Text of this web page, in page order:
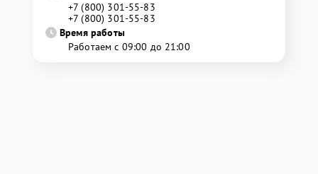
+7 (800) 301-55-83
+7 (800) 301-55-83
Время работы
Работаем с 09:00 до 21:00